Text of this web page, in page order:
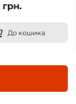
грн.
До кошика